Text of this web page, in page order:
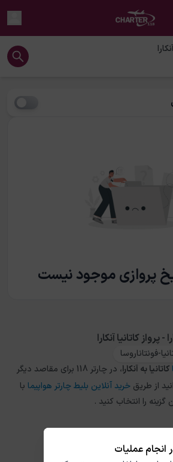
انجام عملیات
آنکارا
پروازی موجود نیست
- پرواز کاتانیا آنکارا
فونتاناروسا
کاتانیابه آنکارا
، در چارتر 118 برای مقاصد دیگر
از طریق خرید آنلاین بلیط چارتر هواپیما با
را انتخاب کنید .